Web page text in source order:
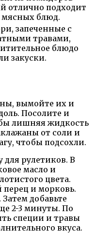
отлично подходит
мясных блюд.
запеченные с
травами,
блюдо
закуски.
вымойте их и
Посолите и
лишняя жидкость
от соли и
чтобы подсохли.
для рулетиков. В
масло и
цвета.
перец и морковь.
добавьте
2-3 минуты. По
специи и травы
вкуса.